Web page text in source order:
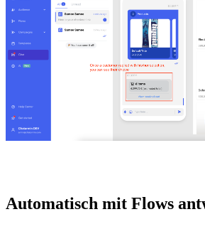
Automatisch mit Flows